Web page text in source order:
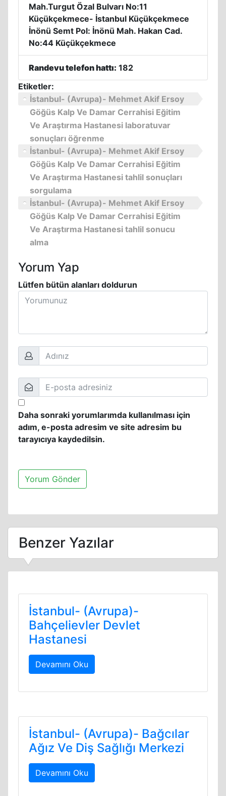
Mah.Turgut Özal Bulvarı No:11
Küçükçekmece- İstanbul Küçükçekmece
İnönü Semt Pol: İnönü Mah. Hakan Cad.
No:44 Küçükçekmece
Randevu telefon hattı: 182
Etiketler:
İstanbul- (Avrupa)- Mehmet Akif Ersoy
Göğüs Kalp Ve Damar Cerrahisi Eğitim
Ve Araştırma Hastanesi laboratuvar
sonuçları öğrenme
İstanbul- (Avrupa)- Mehmet Akif Ersoy
Göğüs Kalp Ve Damar Cerrahisi Eğitim
Ve Araştırma Hastanesi tahlil sonuçları
sorgulama
İstanbul- (Avrupa)- Mehmet Akif Ersoy
Göğüs Kalp Ve Damar Cerrahisi Eğitim
Ve Araştırma Hastanesi tahlil sonucu
alma
Yorum Yap
Lütfen bütün alanları doldurun
Daha sonraki yorumlarımda kullanılması için
adım, e-posta adresim ve site adresim bu
tarayıcıya kaydedilsin.
Benzer Yazılar
İstanbul- (Avrupa)-
Bahçelievler Devlet
Hastanesi
Devamını Oku
İstanbul- (Avrupa)- Bağcılar
Ağız Ve Diş Sağlığı Merkezi
Devamını Oku